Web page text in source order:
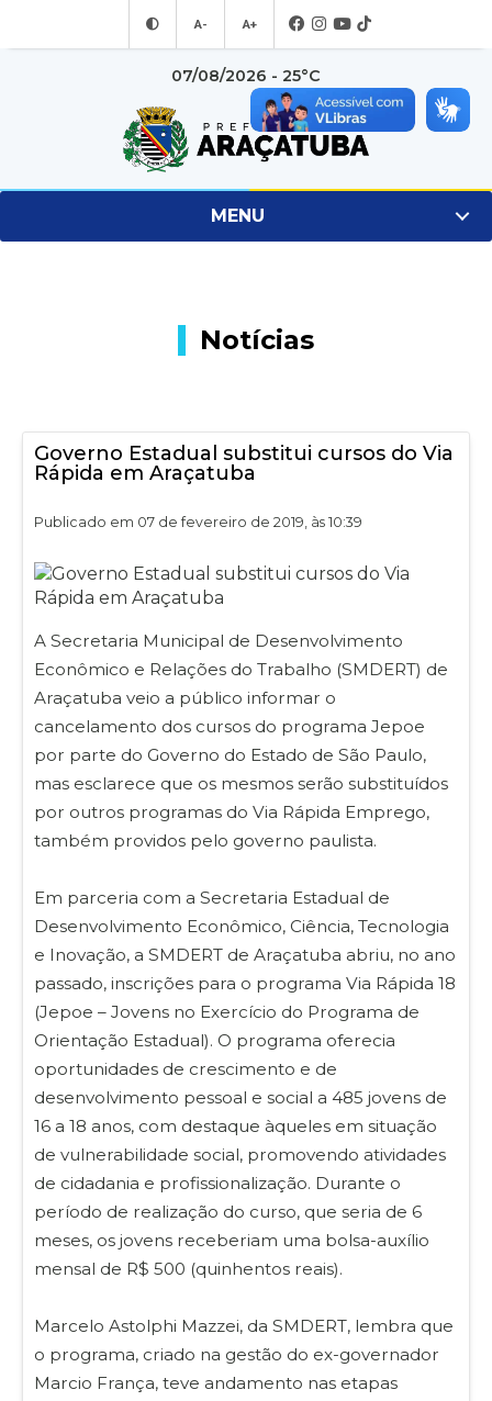
A- A+
07/08/2026 - 25°C
MENU
Notícias
Governo Estadual substitui cursos do Via
Rápida em Araçatuba
Publicado em 07 de fevereiro de 2019, às 10:39
A Secretaria Municipal de Desenvolvimento
Econômico e Relações do Trabalho (SMDERT) de
Araçatuba veio a público informar o
cancelamento dos cursos do programa Jepoe
por parte do Governo do Estado de São Paulo,
mas esclarece que os mesmos serão substituídos
por outros programas do Via Rápida Emprego,
também providos pelo governo paulista.
Em parceria com a Secretaria Estadual de
Desenvolvimento Econômico, Ciência, Tecnologia
e Inovação, a SMDERT de Araçatuba abriu, no ano
passado, inscrições para o programa Via Rápida 18
(Jepoe – Jovens no Exercício do Programa de
Orientação Estadual). O programa oferecia
oportunidades de crescimento e de
desenvolvimento pessoal e social a 485 jovens de
16 a 18 anos, com destaque àqueles em situação
de vulnerabilidade social, promovendo atividades
de cidadania e profissionalização. Durante o
período de realização do curso, que seria de 6
meses, os jovens receberiam uma bolsa-auxílio
mensal de R$ 500 (quinhentos reais).
Marcelo Astolphi Mazzei, da SMDERT, lembra que
o programa, criado na gestão do ex-governador
Marcio França, teve andamento nas etapas